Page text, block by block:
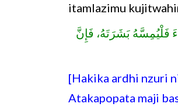
itamlazimu
فَلْيُمِسَّهُ بَشَرَتَهُ، فَإِنَّ
[Hakika ardhi nzuri
Atakapopata maji